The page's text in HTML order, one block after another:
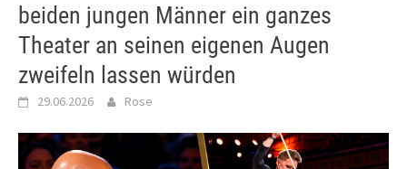
beiden jungen Männer ein ganzes
Theater an seinen eigenen Augen
zweifeln lassen würden
29.06.2026 Rose